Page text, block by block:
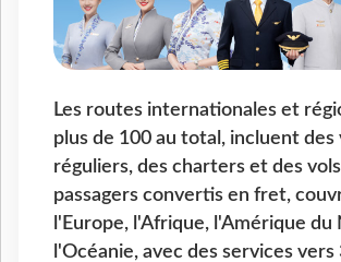
Les routes internationales et
plus de 100 au total, incluent des
réguliers, des charters et des
passagers convertis en fret,
l'Europe, l'Afrique, l'Amérique du
l'Océanie, avec des services vers